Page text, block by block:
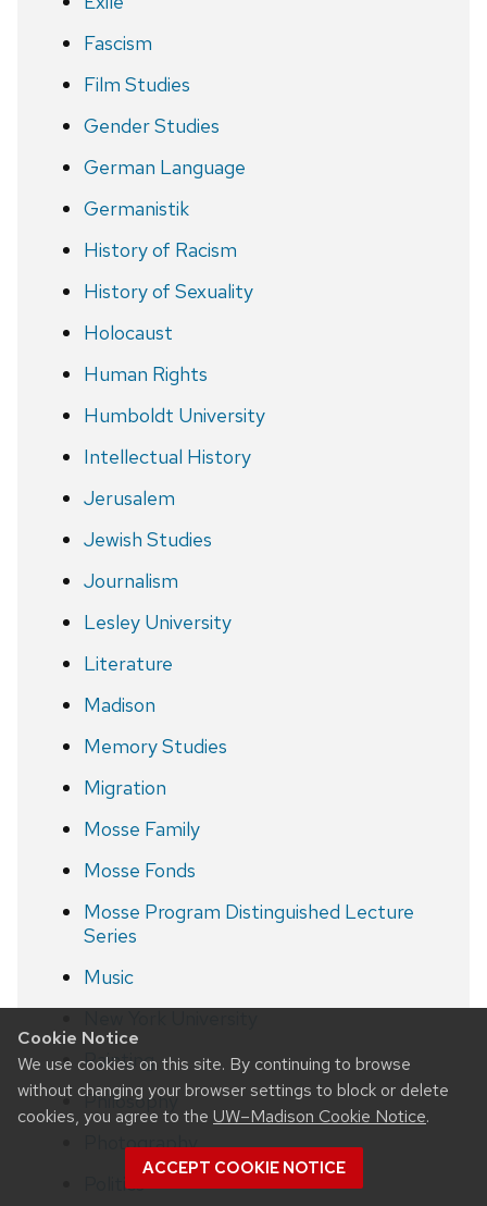
Cookie Notice
We use cookies on this site. By continuing to browse
without changing your browser settings to block or delete
cookies, you agree to the UW–Madison Cookie Notice.
ACCEPT COOKIE NOTICE
Fascism
Film Studies
Gender Studies
German Language
Germanistik
History of Racism
History of Sexuality
Holocaust
Human Rights
Humboldt University
Intellectual History
Jerusalem
Jewish Studies
Journalism
Lesley University
Literature
Madison
Memory Studies
Migration
Mosse Family
Mosse Fonds
Mosse Program Distinguished Lecture
Series
Music
Painting
Philosophy
Photography
Politics